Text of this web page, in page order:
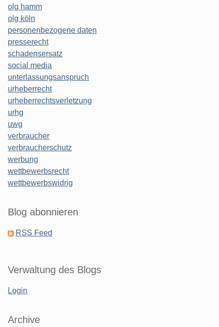
olg hamm
olg köln
personenbezogene daten
presserecht
schadensersatz
social media
unterlassungsanspruch
urheberrecht
urheberrechtsverletzung
urhg
uwg
verbraucher
verbraucherschutz
werbung
wettbewerbsrecht
wettbewerbswidrig
Blog abonnieren
RSS Feed
Verwaltung des Blogs
Login
Archive